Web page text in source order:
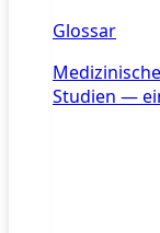
Glossar
Studien —